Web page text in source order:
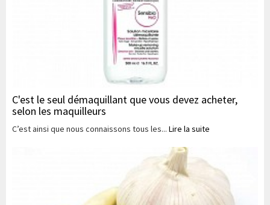
C'est le seul démaquillant que vous devez acheter,
selon les maquilleurs
C’est ainsi que nous connaissons tous les... Lire la suite